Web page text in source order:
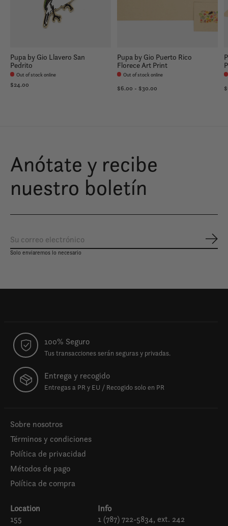
Pupa by Gio Llavero San
Pedrito
Out of stock online
$24.00
Pupa by Gio Puerto Rico
Florece Art Print
Out of stock online
$6.00 - $30.00
Anótate y recibe
nuestro boletín
Solo enviaremos lo necesario
100% Seguro
Tus transacciones serán seguras y privadas.
Entrega y recogido
Entregas a PR y EU / Recogido solo en PR
Sobre nosotros
Términos y condiciones
Política de privacidad
Métodos de pago
Política de compra
Location
155
Info
1 (787) 722-5834, ext. 242